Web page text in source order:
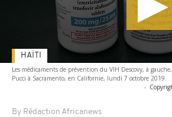
Les médicaments de prévention du VIH Descovy, à
Pucci à Sacramento, en Californie, lundi 7 octobre 2019.
-
By Rédaction Africanews
HAÏTI